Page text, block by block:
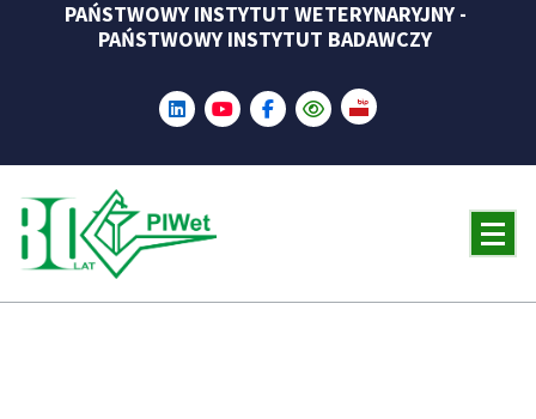
PAŃSTWOWY INSTYTUT WETERYNARYJNY -
PAŃSTWOWY INSTYTUT BADAWCZY